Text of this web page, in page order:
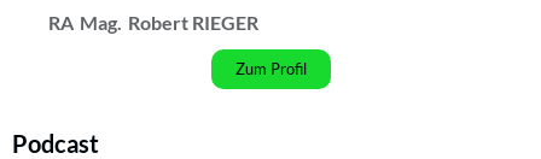
RA Mag. Robert RIEGER
Zum Profil
Podcast